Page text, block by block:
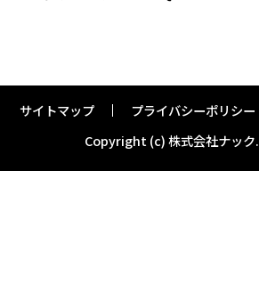
サイトマップ
プライバシーポリシー
Copyright (c) 株式会社ナック.